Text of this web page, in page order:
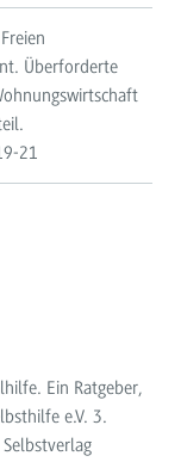
Überforderte
21
Ein Ratgeber,
e.V. 3.